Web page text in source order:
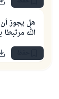
هل يجوز
الله